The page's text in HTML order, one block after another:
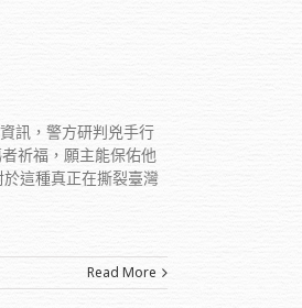
訊，警方研判兇手行
祈福，願主能保佑他
這種真正在撕裂臺灣
Read More